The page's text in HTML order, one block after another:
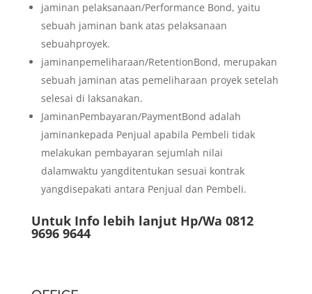
jaminan pelaksanaan/Performance Bond, yaitu
sebuah jaminan bank atas pelaksanaan
sebuahproyek.
jaminanpemeliharaan/RetentionBond, merupakan
sebuah jaminan atas pemeliharaan proyek setelah
selesai di laksanakan.
JaminanPembayaran/PaymentBond adalah
jaminankepada Penjual apabila Pembeli tidak
melakukan pembayaran sejumlah nilai
dalamwaktu yangditentukan sesuai kontrak
yangdisepakati antara Penjual dan Pembeli.
Untuk Info lebih lanjut Hp/Wa 0812
9696 9644